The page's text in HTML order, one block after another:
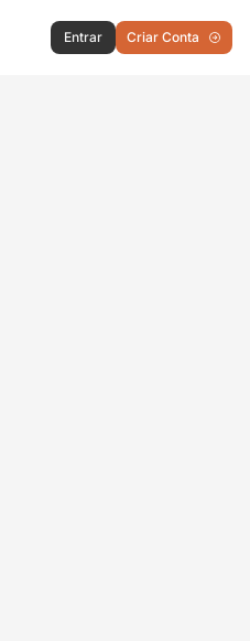
Entrar Criar Conta